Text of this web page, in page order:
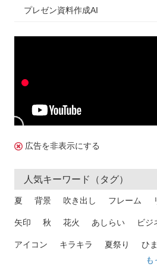
プレゼン資料作成AI
広告を非表示にする
人気キーワード（タグ）
夏 背景 吹き出し フレーム
矢印 秋 花火 あしらい ビジ
アイコン キラキラ 夏祭り ひ
も